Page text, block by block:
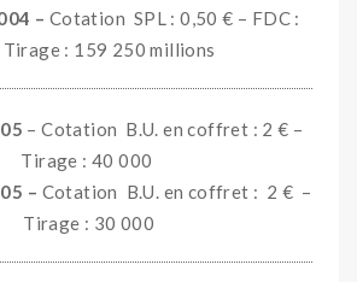
– Cotation SPL : 0,50 € – FDC :
Tirage : 159 250 millions
– Cotation B.U. en coffret : 2 € –
Tirage : 40 000
– Cotation B.U. en coffret : 2 € –
Tirage : 30 000